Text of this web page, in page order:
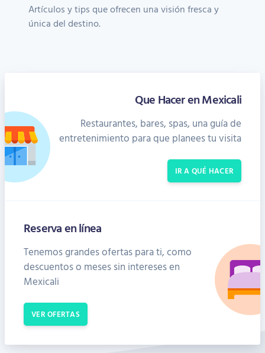
Artículos y tips que ofrecen una visión fresca y
única del destino.
Que Hacer en Mexicali
Restaurantes, bares, spas, una guía de
entretenimiento para que planees tu visita
IR A QUÉ HACER
Reserva en línea
Tenemos grandes ofertas para ti, como
descuentos o meses sin intereses en
Mexicali
VER OFERTAS